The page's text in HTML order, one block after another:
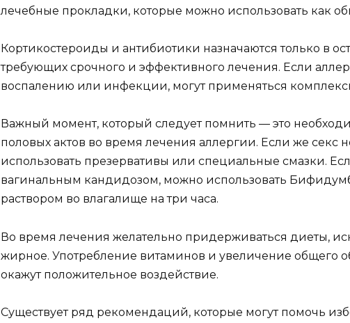
лечебные прокладки, которые можно использовать как
Кортикостероиды и антибиотики назначаются только в
требующих срочного и эффективного лечения. Если
воспалению или инфекции, могут применяться
Важный момент, который следует помнить — это
половых актов во время лечения аллергии. Если же секс
использовать презервативы или специальные смазки.
вагинальным кандидозом, можно использовать
раствором во влагалище на три часа.
Во время лечения желательно придерживаться диеты,
жирное. Употребление витаминов и увеличение общего
окажут положительное воздействие.
Существует ряд рекомендаций, которые могут помочь